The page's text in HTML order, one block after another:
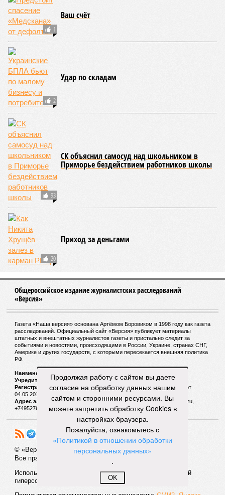
1
Ваш счёт
2
Удар по складам
93
СК объяснил самосуд над школьником в
Приморье бездействием работников школы
20
Приход за деньгами
Общероссийское издание журналистских расследований
«Версия»
Газета «Наша версия» основана Артёмом Боровиком в 1998 году как газета
расследований. Официальный сайт «Версия» публикует материалы
штатных и внештатных журналистов газеты и пристально следит за
событиями и новостями, происходящими в России, Украине, странах СНГ,
Америке и других государств, с которыми пересекается внешняя политика
РФ.
Наименование:
Учредитель:
ООО «Версия»,Главный редактор:Горевой Р. Г.
Регистрационный номер Роскомнадзора:ЭЛ № ФС 77 - 72681 от
04.05.2018 г.
Адрес электронной почты и телефон редакции:versia@versia.ru,
+74952760348
© «Версия»
Все права защищены
Использование материалов «Версии» без индексируемой
гиперссылки запрещено
Продолжая работу с сайтом вы даете
согласие на обработку данных нашим
сайтом и сторонними ресурсами. Вы
можете запретить обработку Cookies в
настройках браузера.
Пожалуйста, ознакомьтесь с
«Политикой в отношении обработки
персональных данных»
.
OK